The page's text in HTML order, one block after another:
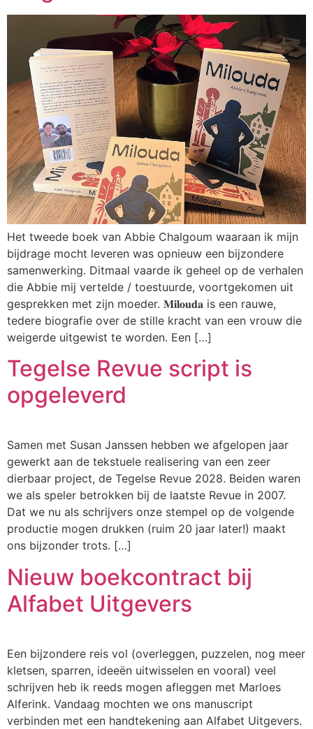
Het tweede boek van Abbie Chalgoum waaraan ik mijn
bijdrage mocht leveren was opnieuw een bijzondere
samenwerking. Ditmaal vaarde ik geheel op de verhalen
die Abbie mij vertelde / toestuurde, voortgekomen uit
gesprekken met zijn moeder. 𝐌𝐢𝐥𝐨𝐮𝐝𝐚 is een rauwe,
tedere biografie over de stille kracht van een vrouw die
weigerde uitgewist te worden. Een […]
Tegelse Revue script is
opgeleverd
Samen met Susan Janssen hebben we afgelopen jaar
gewerkt aan de tekstuele realisering van een zeer
dierbaar project, de Tegelse Revue 2028. Beiden waren
we als speler betrokken bij de laatste Revue in 2007.
Dat we nu als schrijvers onze stempel op de volgende
productie mogen drukken (ruim 20 jaar later!) maakt
ons bijzonder trots. […]
Nieuw boekcontract bij
Alfabet Uitgevers
Een bijzondere reis vol (overleggen, puzzelen, nog meer
kletsen, sparren, ideeën uitwisselen en vooral) veel
schrijven heb ik reeds mogen afleggen met Marloes
Alferink. Vandaag mochten we ons manuscript
verbinden met een handtekening aan Alfabet Uitgevers.